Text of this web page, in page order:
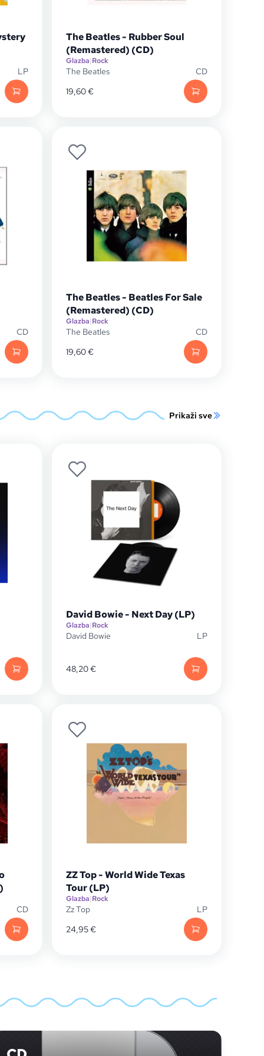
LP
The Beatles - Rubber Soul
(Remastered) (CD)
Glazba|Rock
The Beatles
CD
19,60€
CD
The Beatles - Beatles For Sale
(Remastered) (CD)
Glazba|Rock
The Beatles
CD
19,60€
Prikaži sve
David Bowie - Next Day (LP)
Glazba|Rock
David Bowie LP
48,20€
CD
ZZ Top - World Wide Texas
Tour (LP)
Glazba|Rock
Zz Top
LP
24,95€